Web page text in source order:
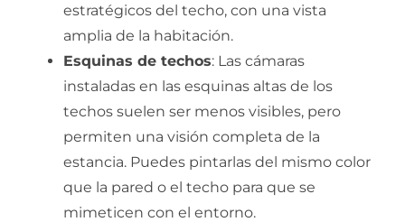
estratégicos del techo, con una vista
amplia de la habitación.
Esquinas de techos: Las cámaras
instaladas en las esquinas altas de los
techos suelen ser menos visibles, pero
permiten una visión completa de la
estancia. Puedes pintarlas del mismo color
que la pared o el techo para que se
mimeticen con el entorno.